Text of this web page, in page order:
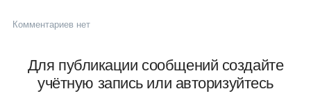
Комментариев нет
Для публикации сообщений создайте
учётную запись или авторизуйтесь